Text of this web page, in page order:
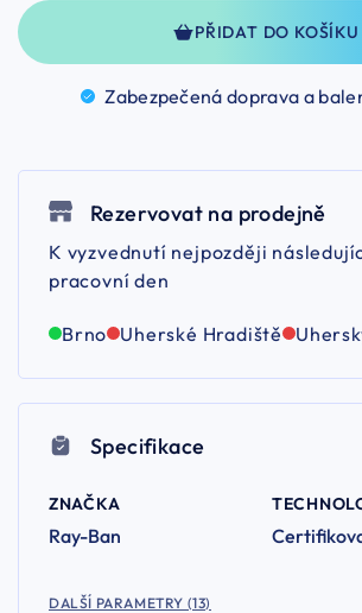
PŘIDAT DO KOŠÍKU
Zabezpečená doprava a
Rezervovat na prodejně
K vyzvednutí nejpozději
pracovní den
Brno Uherské Hradiště
Specifikace
ZNAČKA
Ray-Ban
DALŠÍ PARAMETRY (13)